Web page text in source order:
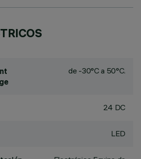
de -30°C a 50°C.
24 DC
LED